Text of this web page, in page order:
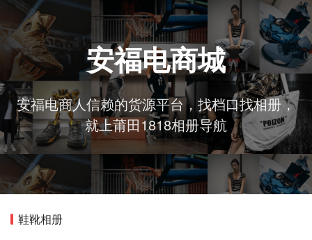
安福电商城
安福电商人信赖的货源平台，找档口找相册，
就上莆田1818相册导航
鞋靴相册